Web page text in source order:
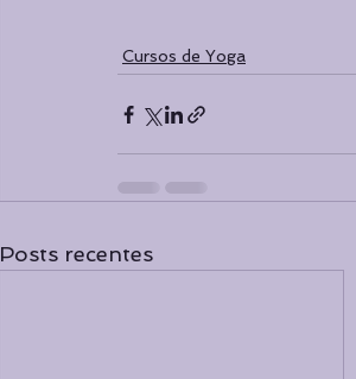
Cursos de Yoga
Posts recentes